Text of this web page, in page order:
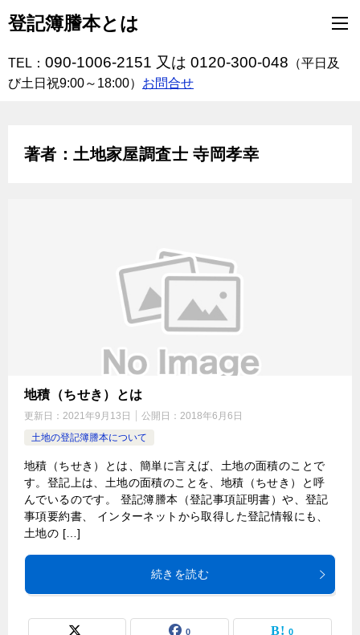
登記簿謄本とは
TEL： 090-1006-2151 又は 0120-300-048 （平日及
び土日祝9:00～18:00） お問合せ
著者：土地家屋調査士 寺岡孝幸
地積（ちせき）とは
更新日： 2021年9月13日 公開日： 2018年6月6日
土地の登記簿謄本について
地積（ちせき）とは、簡単に言えば、土地の面積のことで
す。登記上は、土地の面積のことを、地積（ちせき）と呼
んでいるのです。 登記簿謄本（登記事項証明書）や、登記
事項要約書、 インターネットから取得した登記情報にも、
土地の […]
続きを読む
0 0